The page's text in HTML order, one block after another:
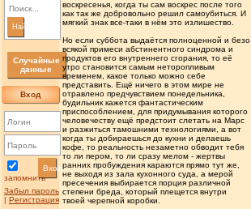
Найти
Случайные
данные
Вход
запомнить
Вход
Забыл пароль
| Регистрация
воскресенья, когда ты сам воскрес после того
как так же добровольно решил самоубиться. И
мягкий знак все-таки в нём это излишество.
Но если суббота выдаётся полноценной и безо
всякой примеси абстинентного синдрома и
продуктов его внутреннего сгорания, то её
утро становится самым неторопливым
временем, какое только можно себе
представить. Ещё ничего в этом мире не
отравлено предчувствием понедельника,
будильник кажется фантастическим
приспособлением, для придумывания которого
человечеству ещё предстоит слетать на Марс
и разжиться тамошними технологиями, а вот
когда ты добираешься до кухни и делаешь
кофе, то реальность незаметно обводит тебя
то ли пером, то ли сразу мелом - жертвы
ранних пробуждения караются прямо тут же,
не выходя из зала кухонного суда, а мерой
пресечения выбирается порция различной
степени бреда, который плещется внутри
твоей черепной коробки.